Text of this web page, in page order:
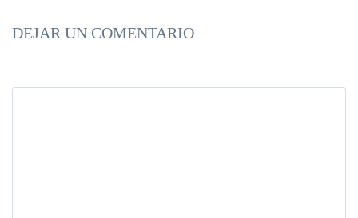
DEJAR UN COMENTARIO